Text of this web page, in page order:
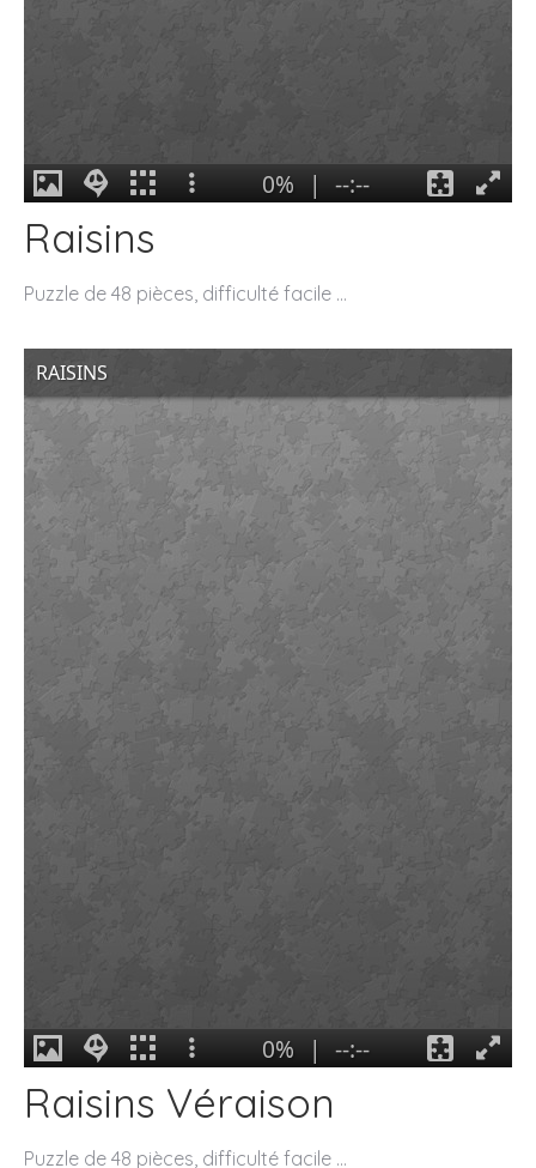
Raisins
Puzzle de 48 pièces, difficulté facile …
Raisins Véraison
Puzzle de 48 pièces, difficulté facile …